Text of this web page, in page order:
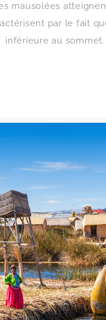
mausolées
par le fait
inférieure au sommet.